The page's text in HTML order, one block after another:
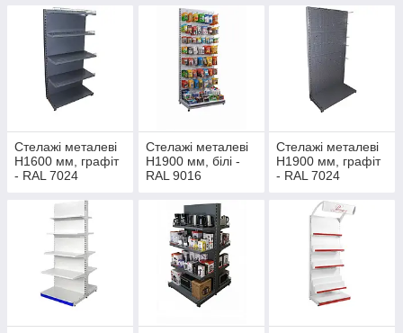
хлібні, кондитерські, книжкові, овочеві стелажі та
овочева стійка
стелажі перфоровані, на стяжках, сітчасті та з
сітчастими кошиками
підлогові та настінні стелажі
гачки для перфорованих та сітчастих стелажі
Стелажі металеві
Н1600 мм, графіт
- RAL 7024
Стелажі металеві
Н1900 мм, білі -
RAL 9016
Стелажі металеві
Н1900 мм, графіт
- RAL 7024